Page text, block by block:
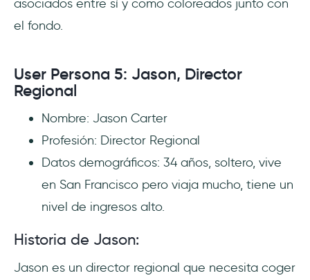
asociados entre sí y como coloreados junto con
el fondo.
User Persona 5: Jason, Director
Regional
Nombre: Jason Carter
Profesión: Director Regional
Datos demográficos: 34 años, soltero, vive
en San Francisco pero viaja mucho, tiene un
nivel de ingresos alto.
Historia de Jason:
Jason es un director regional que necesita coger